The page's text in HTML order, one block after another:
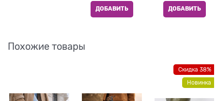
ДОБАВИТЬ ДОБАВИТЬ
Похожие товары
Скидка 38%
Новинка